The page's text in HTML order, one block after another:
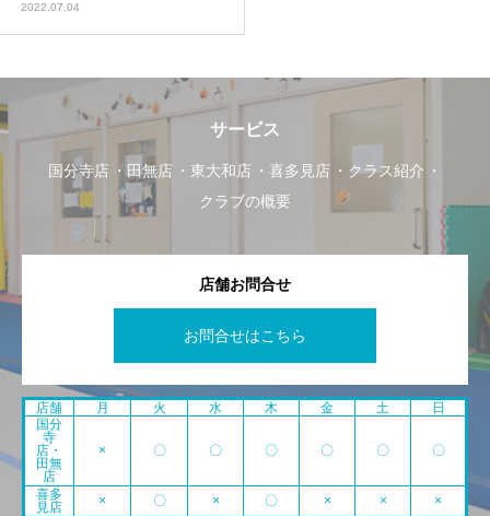
2022.07.04
サービス
国分寺店 田無店 東大和店 喜多見店
クラス紹介
クラブの概要
店舗お問合せ
お問合せはこちら
店舗 月 火 水 木 金 土
日
国分
寺
店・
田無
店
× 〇 〇 〇 〇 〇 〇
喜多
見店
× 〇 × 〇 × ×
×